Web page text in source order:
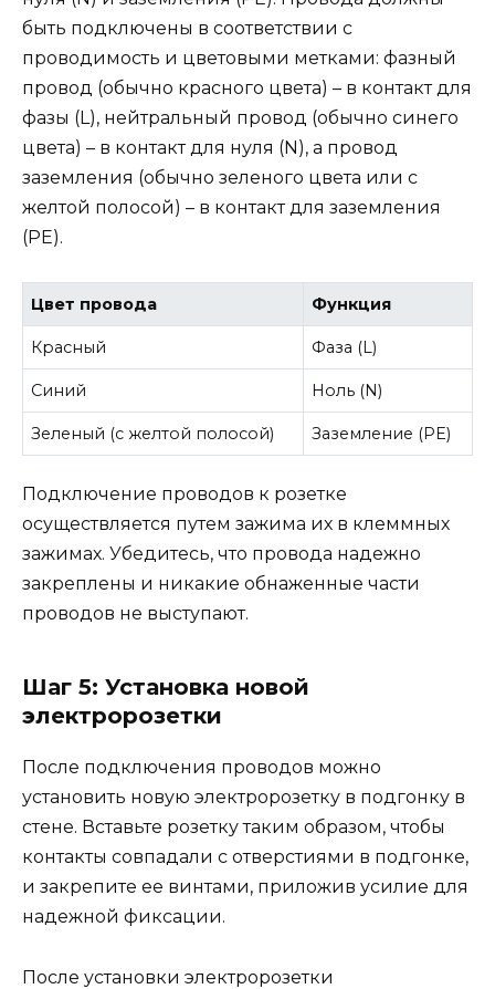
быть подключены в соответствии с
проводимость и цветовыми метками: фазный
провод (обычно красного цвета) – в контакт для
фазы (L), нейтральный провод (обычно синего
цвета) – в контакт для нуля (N), а провод
заземления (обычно зеленого цвета или с
желтой полосой) – в контакт для заземления
(PE).
Цвет провода Функция
Красный Фаза (L)
Синий Ноль (N)
Зеленый (с желтой полосой) Заземление (PE)
Подключение проводов к розетке
осуществляется путем зажима их в клеммных
зажимах. Убедитесь, что провода надежно
закреплены и никакие обнаженные части
проводов не выступают.
Шаг 5: Установка новой
электророзетки
После подключения проводов можно
установить новую электророзетку в подгонку в
стене. Вставьте розетку таким образом, чтобы
контакты совпадали с отверстиями в подгонке,
и закрепите ее винтами, приложив усилие для
надежной фиксации.
После установки электророзетки